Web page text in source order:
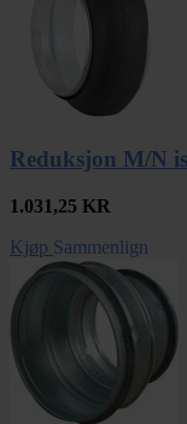
Reduksjon M/N
1.031,25 KR
Kjøp Sammenlign